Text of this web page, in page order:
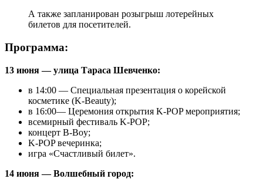
А также запланирован розыгрыш лотерейных
билетов для посетителей.
Программа:
13 июня — улица Тараса Шевченко:
в 14:00 — Специальная презентация о корейской
косметике (K-Beauty);
в 16:00— Церемония открытия K-POP мероприятия;
всемирный фестиваль K-POP;
концерт B-Boy;
K-POP вечеринка;
игра «Счастливый билет».
14 июня — Волшебный город: